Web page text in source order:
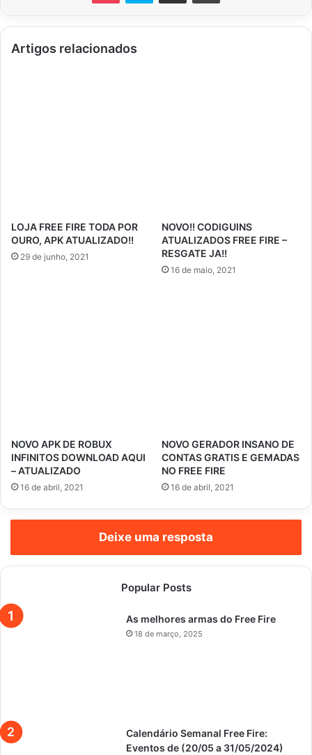
Artigos relacionados
LOJA FREE FIRE TODA POR
OURO, APK ATUALIZADO!!
29 de junho, 2021
NOVO!! CODIGUINS
ATUALIZADOS FREE FIRE –
RESGATE JA!!
16 de maio, 2021
NOVO APK DE ROBUX
INFINITOS DOWNLOAD AQUI
– ATUALIZADO
16 de abril, 2021
NOVO GERADOR INSANO DE
CONTAS GRATIS E GEMADAS
NO FREE FIRE
16 de abril, 2021
Deixe uma resposta
Popular Posts
As melhores armas do Free Fire
18 de março, 2025
Calendário Semanal Free Fire:
Eventos de (20/05 a 31/05/2024)